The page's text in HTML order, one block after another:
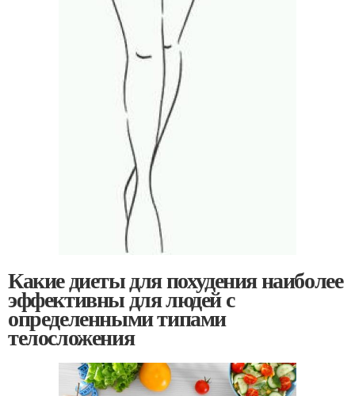
Какие диеты для похудения наиболее
эффективны для людей с
определенными типами
телосложения